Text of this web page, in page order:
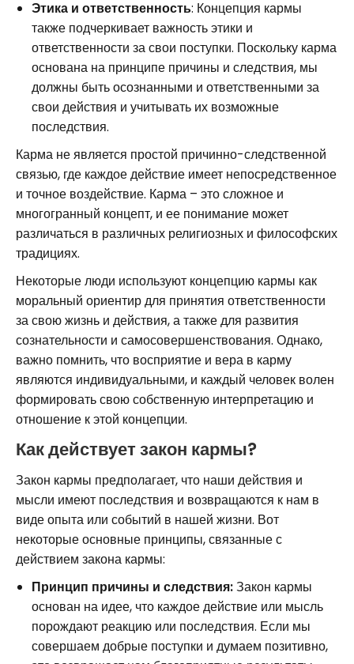
Этика и ответственность: Концепция кармы
также подчеркивает важность этики и
ответственности за свои поступки. Поскольку карма
основана на принципе причины и следствия, мы
должны быть осознанными и ответственными за
свои действия и учитывать их возможные
последствия.
Карма не является простой причинно-следственной
связью, где каждое действие имеет непосредственное
и точное воздействие. Карма – это сложное и
многогранный концепт, и ее понимание может
различаться в различных религиозных и философских
традициях.
Некоторые люди используют концепцию кармы как
моральный ориентир для принятия ответственности
за свою жизнь и действия, а также для развития
сознательности и самосовершенствования. Однако,
важно помнить, что восприятие и вера в карму
являются индивидуальными, и каждый человек волен
формировать свою собственную интерпретацию и
отношение к этой концепции.
Как действует закон кармы?
Закон кармы предполагает, что наши действия и
мысли имеют последствия и возвращаются к нам в
виде опыта или событий в нашей жизни. Вот
некоторые основные принципы, связанные с
действием закона кармы:
Принцип причины и следствия:Закон кармы
основан на идее, что каждое действие или мысль
порождают реакцию или последствия. Если мы
совершаем добрые поступки и думаем позитивно,